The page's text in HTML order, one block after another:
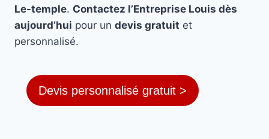
Le-temple. Contactez l’Entreprise Louis dès
aujourd’hui pour un devis gratuit et
personnalisé.
Devis personnalisé gratuit >